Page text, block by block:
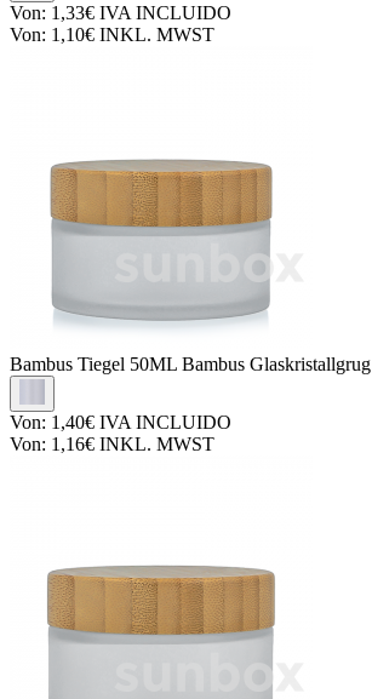
Von: 1,33€ IVA INCLUIDO
Von: 1,10€ INKL. MWST
Bambus Tiegel 50ML Bambus Glaskristallgrug
Von: 1,40€ IVA INCLUIDO
Von: 1,16€ INKL. MWST